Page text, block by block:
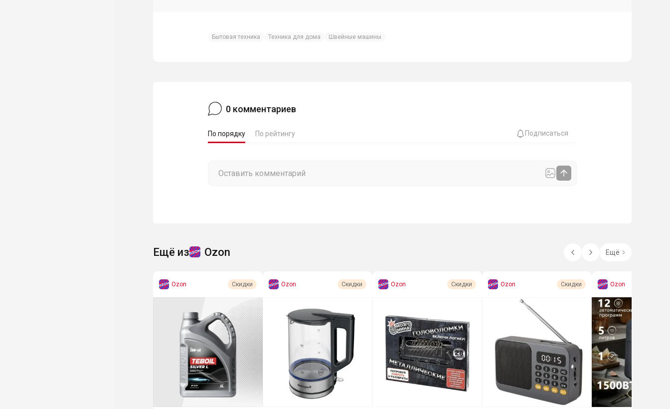
Бытовая техника Техника для дома Швейные машины
0 комментариев
По порядку По рейтингу Подписаться
Ещё из Ozon Ещё
Ozon Скидки Ozon Скидки Ozon Скидки Ozon Скидки Ozon